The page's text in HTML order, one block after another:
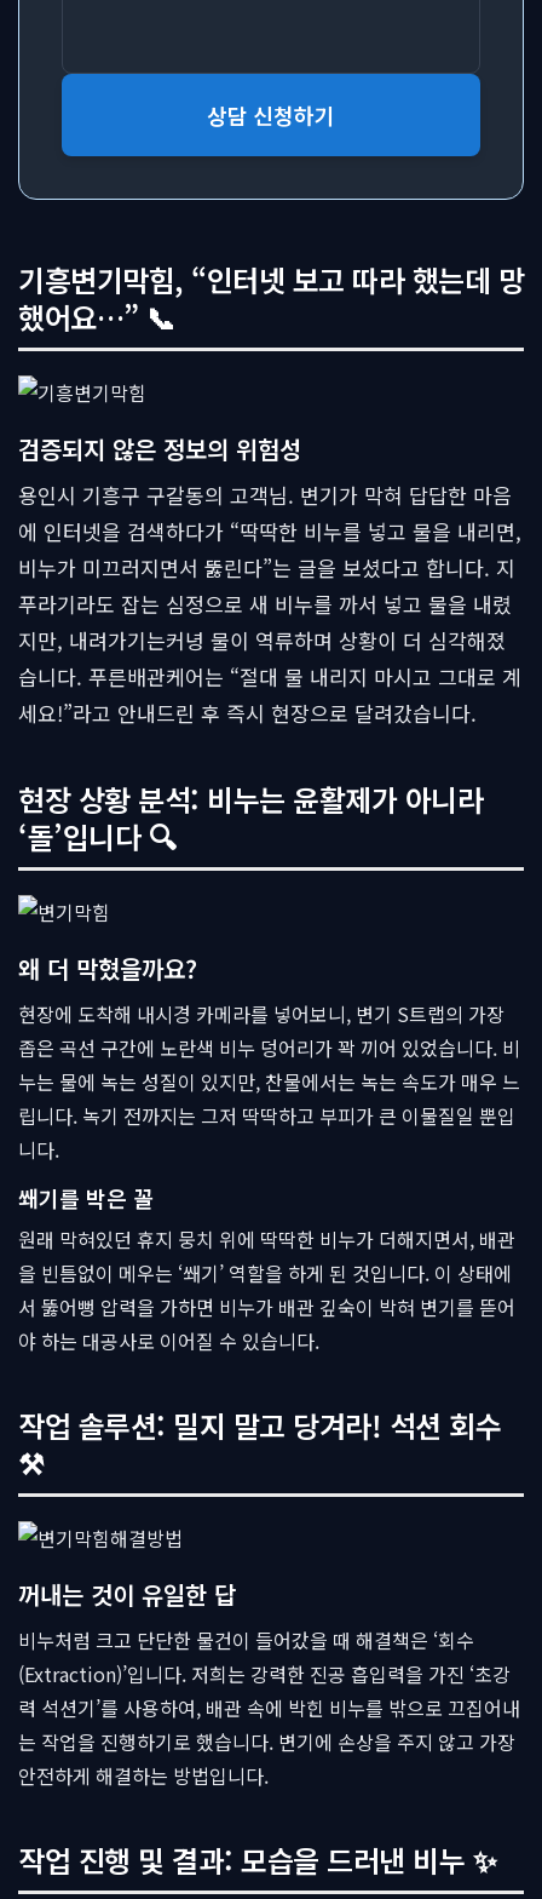
상담 신청하기
기흥변기막힘, “인터넷 보고 따라 했는데 망
했어요…” 📞
검증되지 않은 정보의 위험성
용인시 기흥구 구갈동의 고객님. 변기가 막혀 답답한 마음
에 인터넷을 검색하다가 “딱딱한 비누를 넣고 물을 내리면,
비누가 미끄러지면서 뚫린다”는 글을 보셨다고 합니다. 지
푸라기라도 잡는 심정으로 새 비누를 까서 넣고 물을 내렸
지만, 내려가기는커녕 물이 역류하며 상황이 더 심각해졌
습니다. 푸른배관케어는 “절대 물 내리지 마시고 그대로 계
세요!”라고 안내드린 후 즉시 현장으로 달려갔습니다.
현장 상황 분석: 비누는 윤활제가 아니라
‘돌’입니다 🔍
왜 더 막혔을까요?
현장에 도착해 내시경 카메라를 넣어보니, 변기 S트랩의 가장
좁은 곡선 구간에 노란색 비누 덩어리가 꽉 끼어 있었습니다. 비
누는 물에 녹는 성질이 있지만, 찬물에서는 녹는 속도가 매우 느
립니다. 녹기 전까지는 그저 딱딱하고 부피가 큰 이물질일 뿐입
니다.
쐐기를 박은 꼴
원래 막혀있던 휴지 뭉치 위에 딱딱한 비누가 더해지면서, 배관
을 빈틈없이 메우는 ‘쐐기’ 역할을 하게 된 것입니다. 이 상태에
서 뚫어뻥 압력을 가하면 비누가 배관 깊숙이 박혀 변기를 뜯어
야 하는 대공사로 이어질 수 있습니다.
작업 솔루션: 밀지 말고 당겨라! 석션 회수
⚒
꺼내는 것이 유일한 답
비누처럼 크고 단단한 물건이 들어갔을 때 해결책은 ‘회수
(Extraction)’입니다. 저희는 강력한 진공 흡입력을 가진 ‘초강
력 석션기’를 사용하여, 배관 속에 박힌 비누를 밖으로 끄집어내
는 작업을 진행하기로 했습니다. 변기에 손상을 주지 않고 가장
안전하게 해결하는 방법입니다.
작업 진행 및 결과: 모습을 드러낸 비누 ✨